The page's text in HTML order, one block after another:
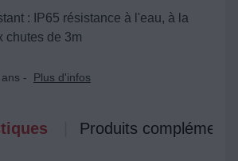
: IP65 résistance à l'eau, à la
chutes de 3m
-
Plus d'infos
Produits